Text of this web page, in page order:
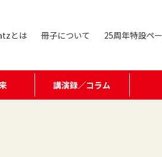
とは 冊子について 25周年特設ペ
講演録／コラム